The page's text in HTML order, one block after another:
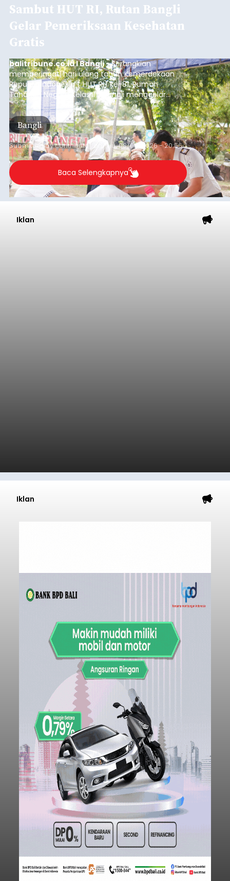
Sambut HUT RI, Rutan Bangli
Gelar Pemeriksaan Kesehatan
Gratis
balitribune.co.id I Bangli -Serangkian
memperingati hari ulang tahun Kemerdekaan
Republik Indonesia ( HUT RI) ke-81, Rumah
Tahanan Negara Kelas II B Bangli menggelar
kegiatan pemeriksaan kesehatan gratis, Rabu
(6/8/2026).
Bangli
Submitted bycontributor Thu, 08/06/2026 - 20:56
Baca Selengkapnya
Iklan
Iklan